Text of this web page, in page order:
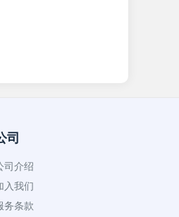
司
司介绍
入我们
务条款